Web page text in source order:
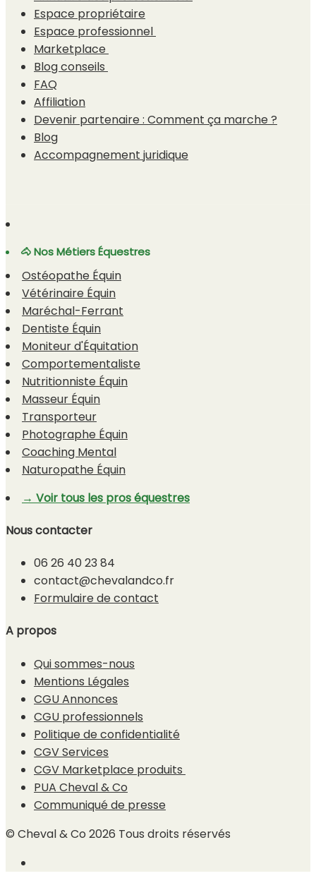
Espace propriétaire
Espace professionnel
Marketplace
Blog conseils
FAQ
Affiliation
Devenir partenaire : Comment ça marche ?
Blog
Accompagnement juridique
🐴 Nos Métiers Équestres
Ostéopathe Équin
Vétérinaire Équin
Maréchal-Ferrant
Dentiste Équin
Moniteur d'Équitation
Comportementaliste
Nutritionniste Équin
Masseur Équin
Transporteur
Photographe Équin
Coaching Mental
Naturopathe Équin
→ Voir tous les pros équestres
Nous contacter
06 26 40 23 84
contact@chevalandco.fr
Formulaire de contact
A propos
Qui sommes-nous
Mentions Légales
CGU Annonces
CGU professionnels
Politique de confidentialité
CGV Services
CGV Marketplace produits
PUA Cheval & Co
Communiqué de presse
© Cheval & Co 2026 Tous droits réservés